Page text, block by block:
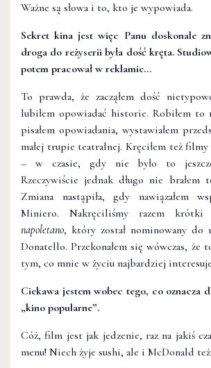
Ważne są słowa i to, kto je wypowiada.
Sekret kina jest więc Panu doskonale
droga do reżyserii była dość kręta.
potem pracował w reklamie…
To prawda, że zacząłem dość
lubiłem opowiadać historie. Robiłem to
pisałem opowiadania, wystawiałem
małej trupie teatralnej. Kręciłem też
– w czasie, gdy nie było to
Rzeczywiście jednak długo nie brałem
Zmiana nastąpiła, gdy nawiązałem
Miniero. Nakręciliśmy razem
napoletano, który został nominowany do
Donatello. Przekonałem się wówczas, że
tym, co mnie w życiu najbardziej
Ciekawa jestem wobec tego, co oznacza
„kino popularne”.
Cóż, film jest jak jedzenie, raz na jakiś
menu! Niech żyje sushi, ale i McDonald też.